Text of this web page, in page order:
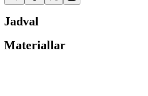
Jadval
Materiallar